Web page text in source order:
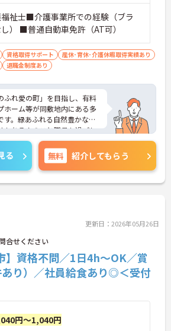
祉士■介護事業所での経験（ブラ
） ■普通自動車免許（AT可）
資格取得サポート
産休･育休･介護休暇取得実績あり
退職金制度あり
ふれ愛の町」を目指し、有料
ホーム等が同敷地内にある多
す。緑あふれる自然豊かな立
もちろんのこと職員も過ごし
な施設が同敷地内にあること
め、スキルアップに繋がり
は、面接のポイントなど、さ
すのでお気軽にご相談くださ
る 無料 紹介してもらう
更新日：2026年05月26日
合せください
】資格不問／1日4h～OK／賞
り）／社員給食あり◎＜受付
円～1,040円